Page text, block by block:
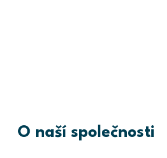
O naší společnosti